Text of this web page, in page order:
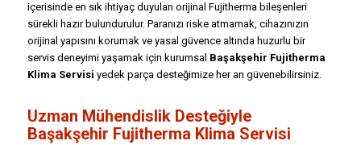
içerisinde en sık ihtiyaç duyulan orijinal Fujitherma bileşenleri
sürekli hazır bulundurulur. Paranızı riske atmamak, cihazınızın
orijinal yapısını korumak ve yasal güvence altında huzurlu bir
servis deneyimi yaşamak için kurumsal Başakşehir Fujitherma
Klima Servisi yedek parça desteğimize her an güvenebilirsiniz.
Uzman Mühendislik Desteğiyle
Başakşehir Fujitherma Klima Servisi